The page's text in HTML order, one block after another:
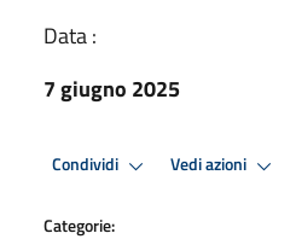
Data :
7 giugno 2025
Condividi Vedi azioni
Categorie: